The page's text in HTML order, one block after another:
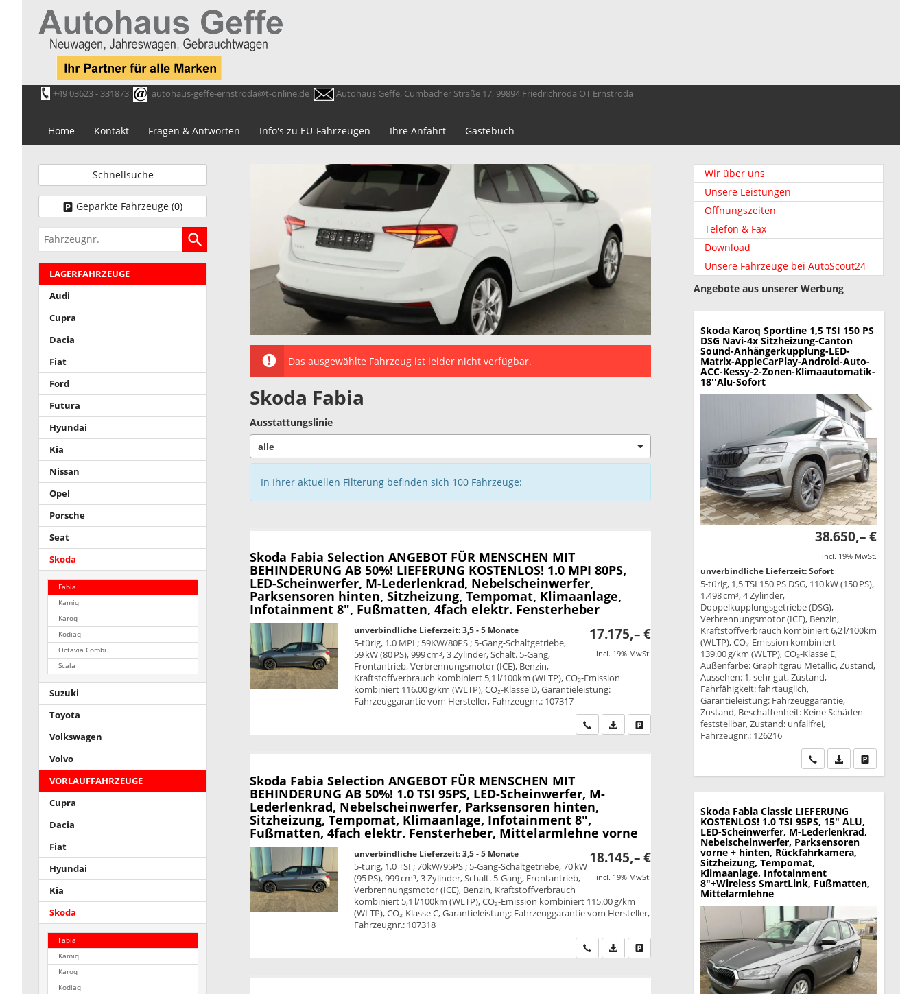
+49 03623 - 331873 autohaus-geffe-ernstroda@t-online.de Autohaus Geffe, Cumbacher Straße 17, 99894 Friedrichroda OT Ernstroda
Home Kontakt Fragen & Antworten Info's zu EU-Fahrzeugen Ihre Anfahrt Gästebuch
Das ausgewählte Fahrzeug ist leider nicht verfügbar.
Skoda Fabia
Ausstattungslinie
In Ihrer aktuellen Filterung befinden sich 100Fahrzeuge:
Skoda Fabia Selection ANGEBOT FÜR MENSCHEN MIT
BEHINDERUNG AB 50%! LIEFERUNG KOSTENLOS! 1.0 MPI 80PS,
LED-Scheinwerfer, M-Lederlenkrad, Nebelscheinwerfer,
Parksensoren hinten, Sitzheizung, Tempomat, Klimaanlage,
Infotainment 8", Fußmatten, 4fach elektr. Fensterheber
17.175,– €
incl. 19% MwSt.
unverbindliche Lieferzeit: 3,5 - 5 Monate
5-türig, 1.0 MPI ; 59KW/80PS ; 5-Gang-Schaltgetriebe,
59 kW (80 PS), 999 cm³, 3 Zylinder, Schalt. 5-Gang,
Frontantrieb, Verbrennungsmotor (ICE), Benzin,
Kraftstoffverbrauch kombiniert 5,1 l/100km (WLTP), CO₂-Emission
kombiniert 116.00 g/km (WLTP), CO₂-Klasse D, Garantieleistung:
Fahrzeuggarantie vom Hersteller, Fahrzeugnr.: 107317
Wir rufen Sie anPDF-Datei, Fahrzeugexposé drucken
Drucken, parken oder vergleichen
Skoda Fabia Selection ANGEBOT FÜR MENSCHEN MIT
BEHINDERUNG AB 50%! 1.0 TSI 95PS, LED-Scheinwerfer, M-
Lederlenkrad, Nebelscheinwerfer, Parksensoren hinten,
Sitzheizung, Tempomat, Klimaanlage, Infotainment 8",
Fußmatten, 4fach elektr. Fensterheber, Mittelarmlehne vorne
18.145,– €
incl. 19% MwSt.
unverbindliche Lieferzeit: 3,5 - 5 Monate
5-türig, 1.0 TSI ; 70kW/95PS ; 5-Gang-Schaltgetriebe, 70 kW
(95 PS), 999 cm³, 3 Zylinder, Schalt. 5-Gang, Frontantrieb,
Verbrennungsmotor (ICE), Benzin, Kraftstoffverbrauch
kombiniert 5,1 l/100km (WLTP), CO₂-Emission kombiniert 115.00 g/km
(WLTP), CO₂-Klasse C, Garantieleistung: Fahrzeuggarantie vom Hersteller,
Fahrzeugnr.: 107318
Wir rufen Sie anPDF-Datei, Fahrzeugexposé drucken
Drucken, parken oder vergleichen
Schnellsuche
Geparkte Fahrzeuge (0)
Fahrzeugnr.
LAGERFAHRZEUGE
Audi
Cupra
Dacia
Fiat
Ford
Futura
Hyundai
Kia
Nissan
Opel
Porsche
Seat
Skoda
Fabia
Kamiq
Karoq
Kodiaq
Octavia Combi
Scala
Suzuki
Toyota
Volkswagen
Volvo
VORLAUFFAHRZEUGE
Cupra
Dacia
Fiat
Hyundai
Kia
Skoda
Fabia
Kamiq
Karoq
Kodiaq
Wir über uns
Unsere Leistungen
Öffnungszeiten
Telefon & Fax
Download
Unsere Fahrzeuge bei AutoScout24
Angebote aus unserer Werbung
Skoda Karoq Sportline 1,5 TSI 150 PS
DSG Navi-4x Sitzheizung-Canton
Sound-Anhängerkupplung-LED-
Matrix-AppleCarPlay-Android-Auto-
ACC-Kessy-2-Zonen-Klimaautomatik-
18''Alu-Sofort
38.650,– €
incl. 19% MwSt.
unverbindliche Lieferzeit: Sofort
5-türig, 1,5 TSI 150 PS DSG, 110 kW (150 PS),
1.498 cm³, 4 Zylinder,
Doppelkupplungsgetriebe (DSG),
Verbrennungsmotor (ICE), Benzin,
Kraftstoffverbrauch kombiniert 6,2 l/100km
(WLTP), CO₂-Emission kombiniert
139.00 g/km (WLTP), CO₂-Klasse E,
Außenfarbe: Graphitgrau Metallic, Zustand,
Aussehen: 1, sehr gut, Zustand,
Fahrfähigkeit: fahrtauglich,
Garantieleistung: Fahrzeuggarantie,
Zustand, Beschaffenheit: Keine Schäden
feststellbar, Zustand: unfallfrei,
Fahrzeugnr.: 126216
Wir rufen Sie an
PDF-Datei,Drucken,
Skoda Fabia Classic LIEFERUNG
KOSTENLOS! 1.0 TSI 95PS, 15" ALU,
LED-Scheinwerfer, M-Lederlenkrad,
Nebelscheinwerfer, Parksensoren
vorne + hinten, Rückfahrkamera,
Sitzheizung, Tempomat,
Klimaanlage, Infotainment
8"+Wireless SmartLink, Fußmatten,
Mittelarmlehne